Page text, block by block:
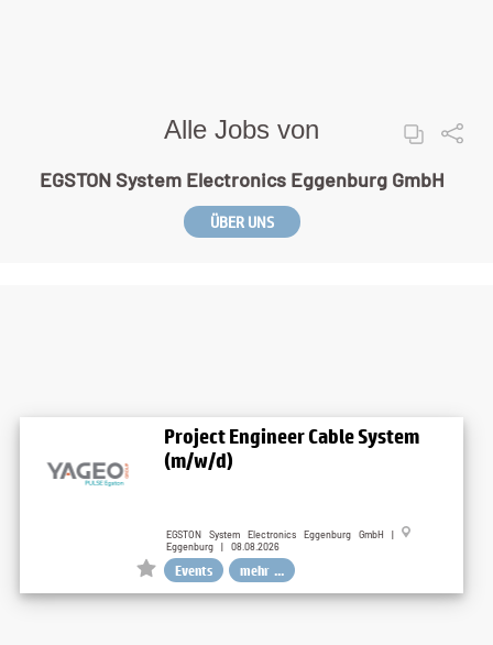
Alle Jobs von
EGSTON System Electronics Eggenburg GmbH
ÜBER UNS
Project Engineer Cable System
(m/w/d)
EGSTON System Electronics Eggenburg GmbH |
Eggenburg | 08.08.2026
Events mehr ...